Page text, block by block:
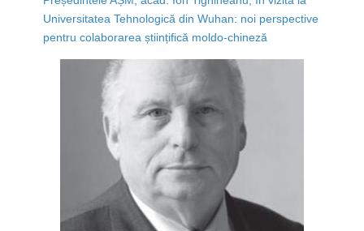
Universitatea Tehnologică din Wuhan: noi perspective
pentru colaborarea științifică moldo-chineză